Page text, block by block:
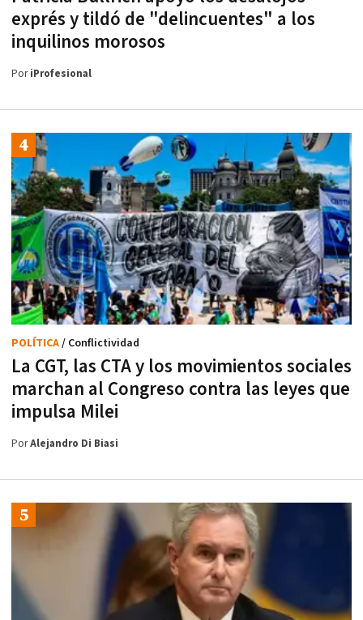
exprés y tildó de "delincuentes" a los
inquilinos morosos
PoriProfesional
La CGT, las CTA y los movimientos sociales
marchan al Congreso contra las leyes que
impulsa Milei
POLÍTICA/ Conflictividad
PorAlejandro Di Biasi